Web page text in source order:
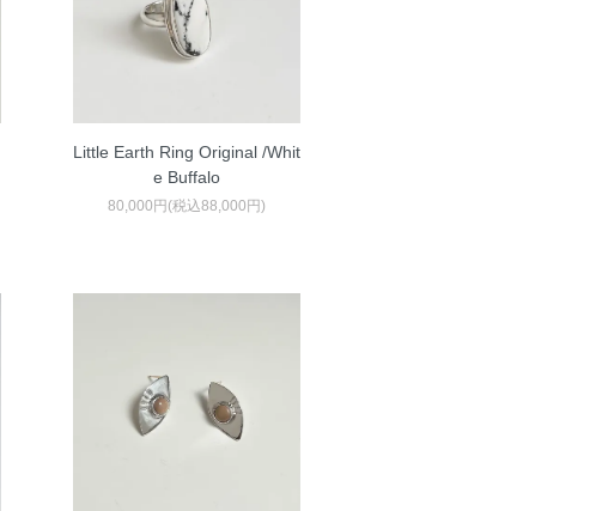
Little Earth Ring Original /Whit
e Buffalo
80,000円(税込88,000円)